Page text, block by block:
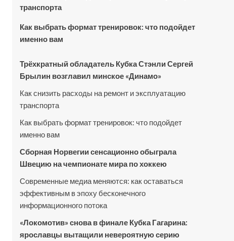
транспорта
Как выбрать формат тренировок: что подойдет
именно вам
Трёхкратный обладатель Кубка Стэнли Сергей
Брылин возглавил минское «Динамо»
Как снизить расходы на ремонт и эксплуатацию
транспорта
Как выбрать формат тренировок: что подойдет
именно вам
Сборная Норвегии сенсационно обыграла
Швецию на чемпионате мира по хоккею
Современные медиа меняются: как оставаться
эффективным в эпоху бесконечного
информационного потока
«Локомотив» снова в финале Кубка Гагарина:
ярославцы вытащили невероятную серию